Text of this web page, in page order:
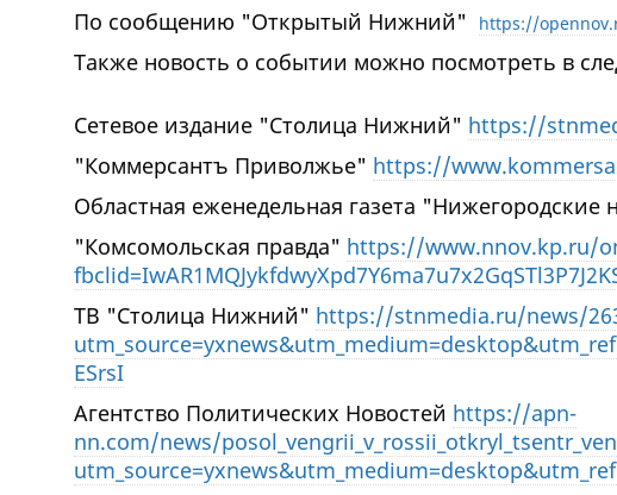
По сообщению "Открытый Нижний"
https://
Также новость о событии можно посмотреть в
Сетевое издание "Столица Нижний" https://
"Коммерсантъ Приволжье" https://
Областная еженедельная газета "Нижегородские
"Комсомольская правда" https://www.nnov.kp.ru/
ТВ "Столица Нижний" https://stnmedia.ru/news/
ESrsI
Агентство Политических Новостей https://apn-
nn.com/news/